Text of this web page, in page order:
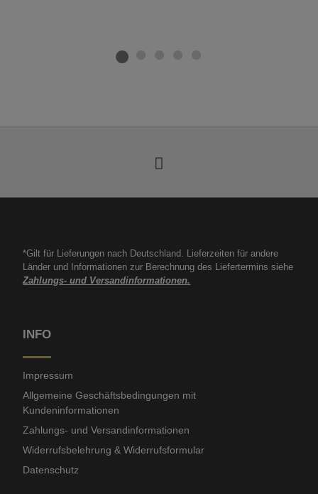
*Gilt für Lieferungen nach Deutschland. Lieferzeiten für andere
Länder und Informationen zur Berechnung des Liefertermins siehe
Zahlungs- und Versandinformationen.
INFO
Impressum
Allgemeine Geschäftsbedingungen mit
Kundeninformationen
Zahlungs- und Versandinformationen
Widerrufsbelehrung & Widerrufsformular
Datenschutz